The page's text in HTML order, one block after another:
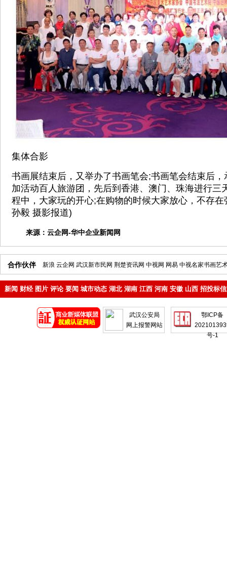
集体合影
书画展结束后，又举办了书画笔会;书画笔会结束后
加活动百人旅游团，先后到香港、澳门、珠海进行三
程中，大家玩的开心;在购物的时候大家放心，不存
孙毅 摄影报道)
来源： 云企网-华中企业新闻网
合作伙伴 新浪 云企网 武汉新市民网 荆楚资讯网 中视网 网易 中视名家书画艺
新闻 财经 图片 评论 要闻 城市动态 湖北 湖南 江西 河南 安徽 山西 招投标
武汉公安局
网上报警网站
鄂ICP备
号-1